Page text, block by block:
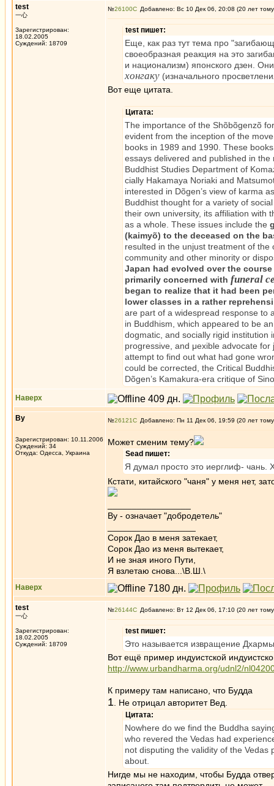
test
一心
Зарегистрирован:
18.02.2005
Суждений: 18709
№26100 Добавлено: Вс 10 Дек 06, 20:08 (20 лет
test пишет:
Еще, как раз тут тема про
своеобразная реакция на это
и национализм) японского дзен.
хонгаку (изначального
Вот еще цитата.
Цитата:
The importance of the Shõbõgenzõ
evident from the inception of the
books in 1989 and 1990. These
essays delivered and published in
Buddhist Studies Department of
cially Hakamaya Noriaki and
interested in Dõgen’s view of karma
Buddhist thought for a variety of
their own university, its affiliation with
as a whole. These issues include the
(kaimyõ) to the deceased on the
resulted in the unjust treatment of
community and other minority or
Japan had evolved over the
primarily concerned with funeral
began to realize that it had been
lower classes in a rather
are part of a widespread response to
in Buddhism, which appeared to be
dogmatic, and socially rigid institution
progressive, and μexible advocate
attempt to find out what had gone
could be corrected, the Critical
Dõgen’s Kamakura-era critique of
Наверх
Ву
Зарегистрирован: 10.11.2006
Суждений: 34
Откуда: Одесса, Украина
№26121 Добавлено: Пн 11 Дек 06, 19:59 (20 лет
Может сменим тему?
Sead пишет:
Я думал просто это иерглиф- чань.
Кстати, китайского "чаня" у меня нет,
Ву - означает "добродетель"
Сорок Дао в меня затекает,
Сорок Дао из меня вытекает,
И не зная иного Пути,
Я взлетаю снова...\В.Ш.\
Наверх
test
一心
Зарегистрирован:
18.02.2005
Суждений: 18709
№26144 Добавлено: Вт 12 Дек 06, 17:10 (20 лет
test пишет:
Это называется извращение
Вот ещё пример индуистской
http://www.urbandharma.org/udnl2/
К примеру там написано, что Будда
1 . Не отрицал авторитет Вед.
Цитата:
Nowhere do we find the Buddha
who revered the Vedas had
not disputing the validity of the
about.
Нигде мы не находим, чтобы Будда